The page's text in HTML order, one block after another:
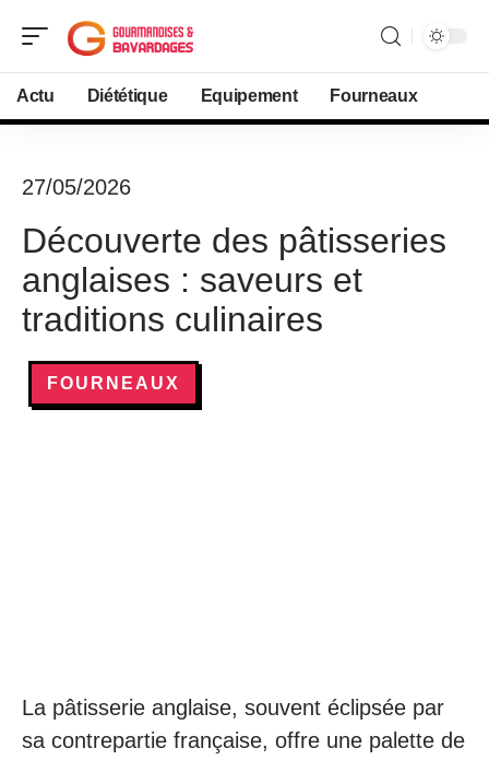
Actu Diététique Equipement Fourneaux
27/05/2026
Découverte des pâtisseries
anglaises : saveurs et
traditions culinaires
FOURNEAUX
La pâtisserie anglaise, souvent éclipsée par
sa contrepartie française, offre une palette de